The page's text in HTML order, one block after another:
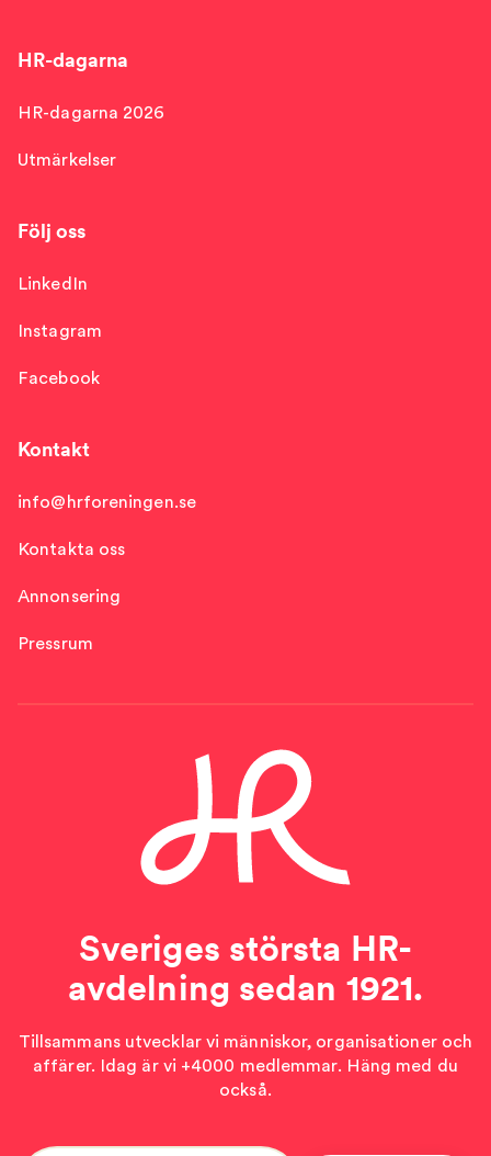
HR-dagarna
HR-dagarna 2026
Utmärkelser
Följ oss
LinkedIn
Instagram
Facebook
Kontakt
info@hrforeningen.se
Kontakta oss
Annonsering
Pressrum
Sveriges största HR-
avdelning sedan 1921.
Tillsammans utvecklar vi människor, organisationer och
affärer. Idag är vi +4000 medlemmar. Häng med du
också.